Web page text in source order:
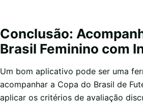
Conclusão:
Brasil Feminino com
Um bom aplicativo pode ser uma
acompanhar a Copa do Brasil de
aplicar os critérios de avaliação